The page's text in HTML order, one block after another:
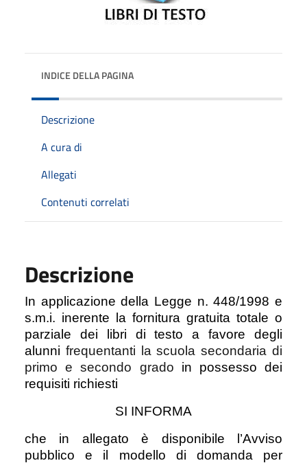
INDICE DELLA PAGINA
Descrizione
A cura di
Allegati
Contenuti correlati
Descrizione
In applicazione della Legge n. 448/1998 e
s.m.i. inerente la fornitura gratuita totale o
parziale dei libri di testo a favore degli
alunni frequentanti la scuola secondaria di
primo e secondo grado in possesso dei
requisiti richiesti
SI INFORMA
che in allegato è disponibile l’Avviso
pubblico e il modello di domanda per